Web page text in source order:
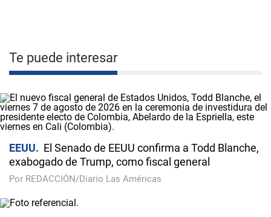
Te puede interesar
EEUU
El Senado de EEUU confirma a Todd Blanche,
exabogado de Trump, como fiscal general
Por REDACCIÓN/Diario Las Américas